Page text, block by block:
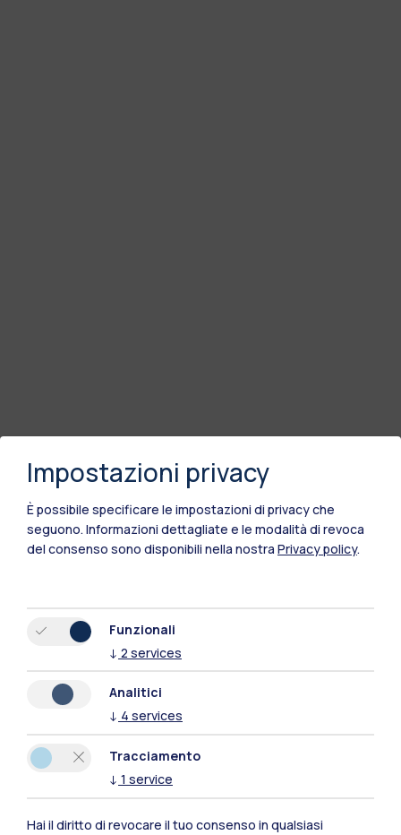
Polimi Community
Tutti i siti dell’ecosistema
Impostazioni privacy
È possibile specificare le impostazioni di privacy che
seguono. Informazioni dettagliate e le modalità di revoca
del consenso sono disponibili nella nostra Privacy policy.
Funzionali
↓ 2 services
Analitici
↓ 4 services
Tracciamento
↓ 1 service
Hai il diritto di revocare il tuo consenso in qualsiasi